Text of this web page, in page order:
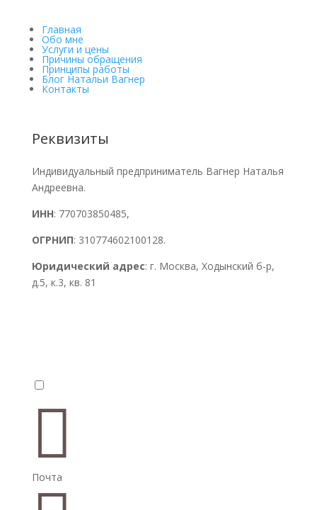
Главная
Обо мне
Услуги и цены
Причины обращения
Принципы работы
Блог Натальи Вагнер
Контакты
Реквизиты
Индивидуальный предприниматель Вагнер Наталья
Андреевна.
ИНН: 770703850485,
ОГРНИП: 310774602100128.
Юридический адрес: г. Москва, Ходынский б-р,
д.5, к.3, кв. 81

Почта